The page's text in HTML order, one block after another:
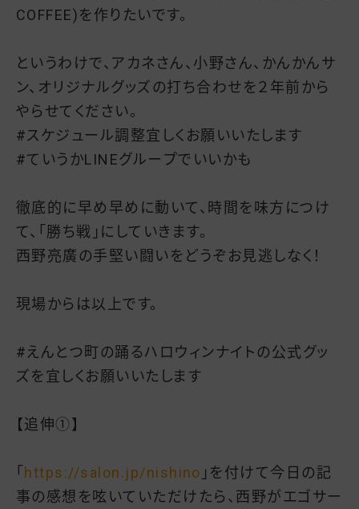
COFFEE)を作りたいです。
というわけで、アカネさん、小野さん、かんかんサ
ン、オリジナルグッズの打ち合わせを２年前から
やらせてください。
#スケジュール調整宜しくお願いいたします
#ていうかLINEグループでいいかも
徹底的に早め早めに動いて、時間を味方につけ
て、「勝ち戦」にしていきます。
西野亮廣の手堅い闘いをどうぞお見逃しなく！
現場からは以上です。
#えんとつ町の踊るハロウィンナイトの公式グッ
ズを宜しくお願いいたします
【追伸①】
「 https://salon.jp/nishino 」を付けて今日の記
事の感想を呟いていただけたら、西野がエゴサー